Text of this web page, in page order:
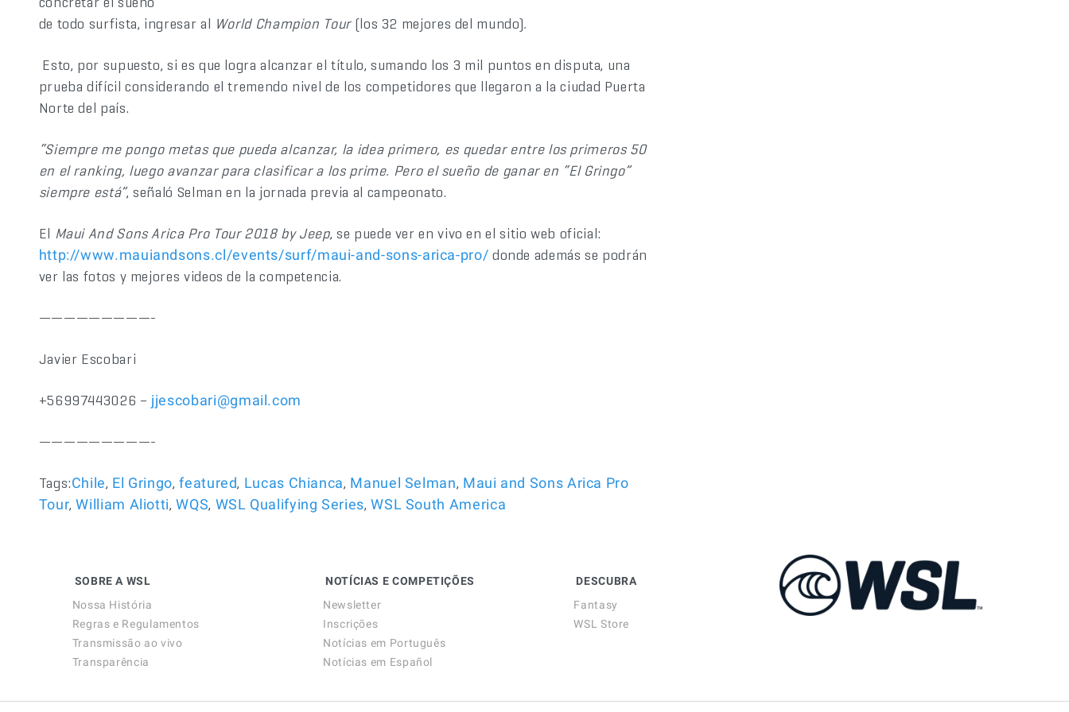
de todo surfista, ingresar al World Champion Tour (los 32 mejores del mundo).
Esto, por supuesto, si es que logra alcanzar el título, sumando los 3 mil puntos en disputa, una
prueba difícil considerando el tremendo nivel de los competidores que llegaron a la ciudad Puerta
Norte del país.
“Siempre me pongo metas que pueda alcanzar, la idea primero, es quedar entre los primeros 50
en el ranking, luego avanzar para clasificar a los prime. Pero el sueño de ganar en “El Gringo”
siempre está”, señaló Selman en la jornada previa al campeonato.
El Maui And Sons Arica Pro Tour 2018 by Jeep, se puede ver en vivo en el sitio web oficial:
http://www.mauiandsons.cl/events/surf/maui-and-sons-arica-pro/ donde además se podrán
ver las fotos y mejores videos de la competencia.
—————————-
Javier Escobari
+56997443026 – jjescobari@gmail.com
—————————-
Tags:Chile, El Gringo,featured, Lucas Chianca, Manuel Selman, Maui and Sons Arica Pro
Tour,William Aliotti,WQS, WSL Qualifying Series,WSL South America
SOBRE A WSL
Nossa História
Regras e Regulamentos
Transmissão ao vivo
Transparência
NOTÍCIAS E COMPETIÇÕES
Newsletter
Inscrições
Notícias em Português
Notícias em Español
DESCUBRA
Fantasy
WSL Store